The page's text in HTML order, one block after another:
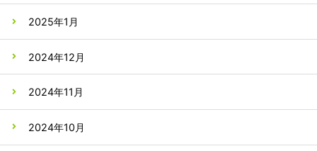
2025年1月
2024年12月
2024年11月
2024年10月